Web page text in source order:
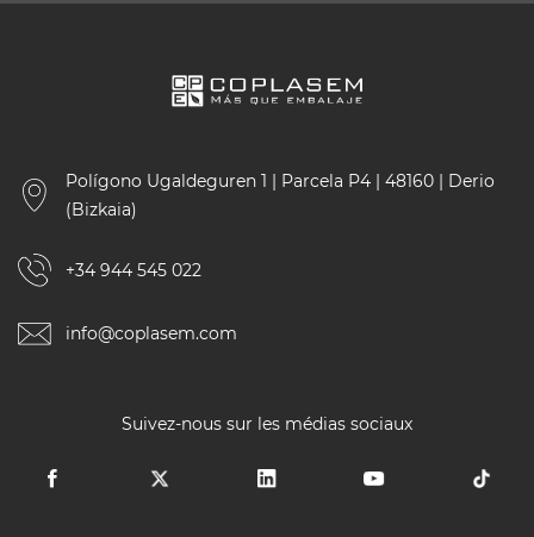
Polígono Ugaldeguren 1 | Parcela P4 | 48160 | Derio
(Bizkaia)
+34 944 545 022
info@coplasem.com
Suivez-nous sur les médias sociaux